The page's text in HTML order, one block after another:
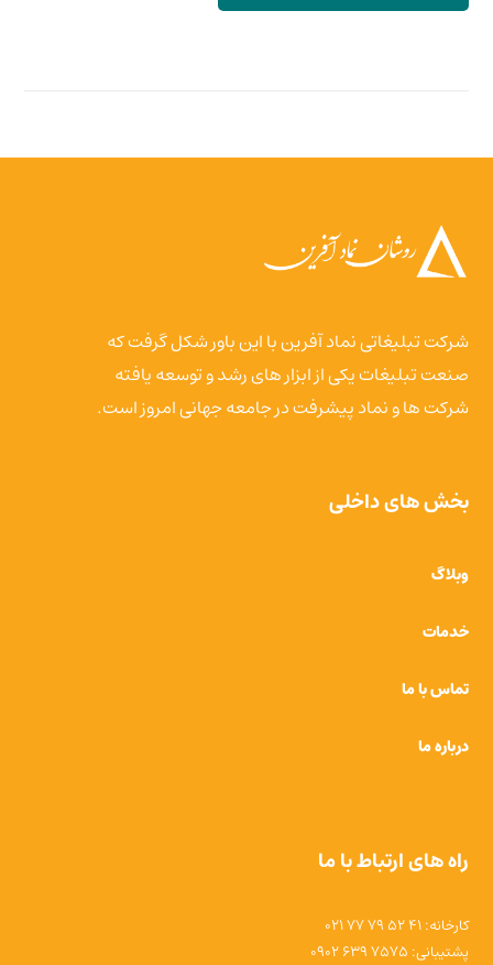
شرکت تبلیغاتی نماد آفرین با این باور شکل گرفت که
صنعت تبلیغات یکی از ابزار های رشد و توسعه یافته
شرکت ها و نماد پیشرفت در جامعه جهانی امروز است.
بخش های داخلی
وبلاگ
خدمات
تماس با ما
درباره ما
راه های ارتباط با ما
کارخانه: 41 52 79 77 021
پشتیبانی: 7575 639 0902